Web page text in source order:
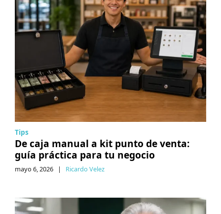
Tips
De caja manual a kit punto de venta:
guía práctica para tu negocio
mayo 6, 2026 | Ricardo Velez